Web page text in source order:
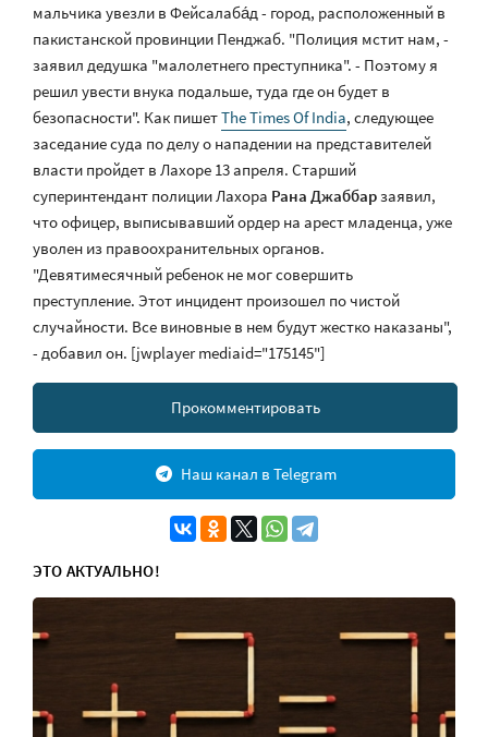
мальчика увезли в Фейсалаба́д - город, расположенный в
пакистанской провинции Пенджаб. "Полиция мстит нам, -
заявил дедушка "малолетнего преступника". - Поэтому я
решил увести внука подальше, туда где он будет в
безопасности". Как пишетThe Times Of India, следующее
заседание суда по делу о нападении на представителей
власти пройдет в Лахоре 13 апреля. Старший
суперинтендант полиции Лахора Рана Джаббарзаявил,
что офицер, выписывавший ордер на арест младенца, уже
уволен из правоохранительных органов.
"Девятимесячный ребенок не мог совершить
преступление. Этот инцидент произошел по чистой
случайности. Все виновные в нем будут жестко наказаны",
- добавил он. [jwplayer mediaid="175145"]
Прокомментировать
Наш канал в Telegram
ЭТО АКТУАЛЬНО!